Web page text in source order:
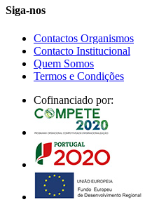
Siga-nos
Contactos Organismos
Contacto Institucional
Quem Somos
Termos e Condições
Cofinanciado por: